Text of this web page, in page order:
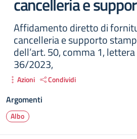
Affidamento diretto di
cancelleria e supporto
dell’art. 50, comma 1, lettera
36/2023,
Azioni Condividi
Argomenti
Albo